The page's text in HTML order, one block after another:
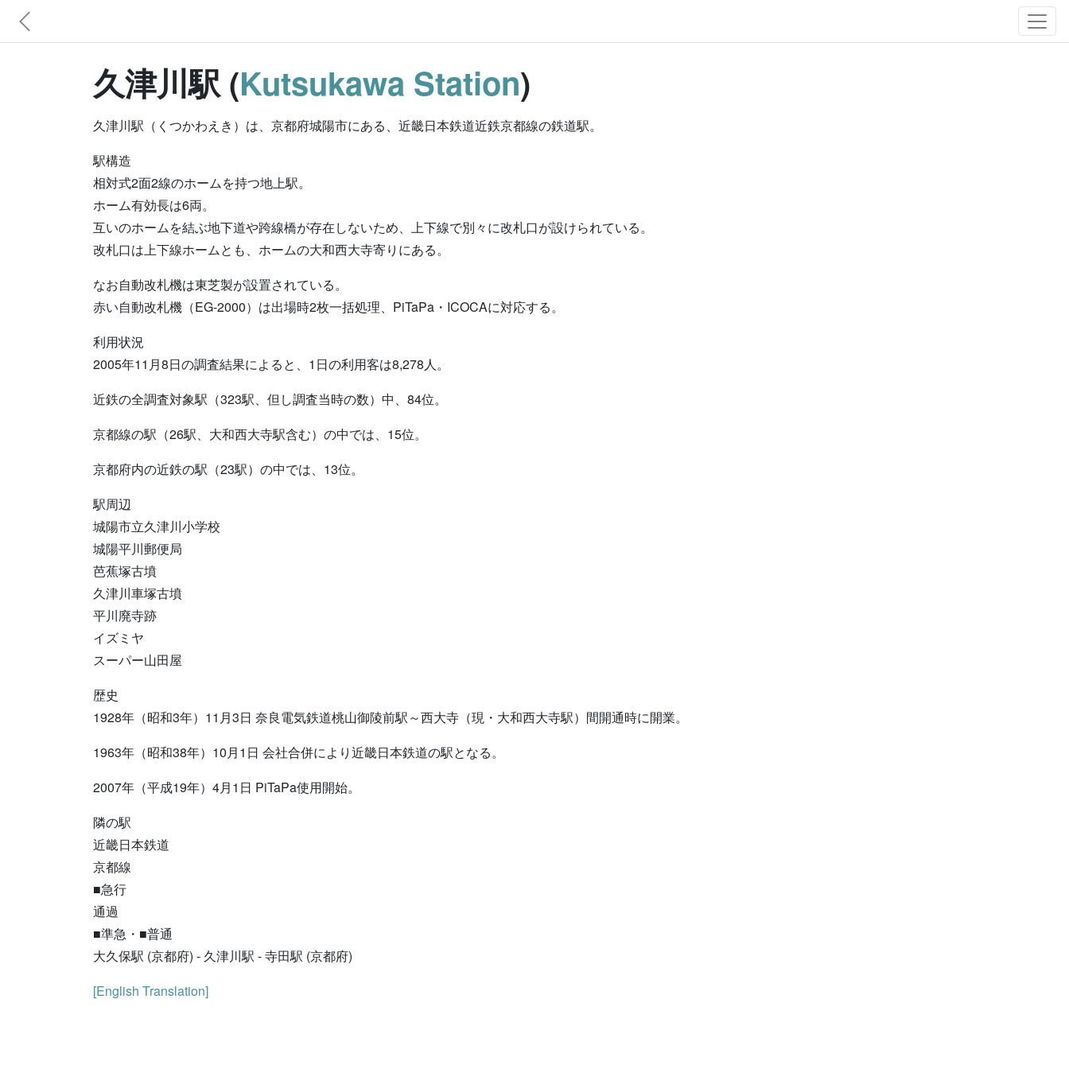
久津川駅 (Kutsukawa Station)
久津川駅（くつかわえき）は、京都府城陽市にある、近畿日本鉄道近鉄京都線の鉄道駅。
駅構造
相対式2面2線のホームを持つ地上駅。
ホーム有効長は6両。
互いのホームを結ぶ地下道や跨線橋が存在しないため、上下線で別々に改札口が設けられている。
改札口は上下線ホームとも、ホームの大和西大寺寄りにある。
なお自動改札機は東芝製が設置されている。
赤い自動改札機（EG-2000）は出場時2枚一括処理、PiTaPa・ICOCAに対応する。
利用状況
2005年11月8日の調査結果によると、1日の利用客は8,278人。
近鉄の全調査対象駅（323駅、但し調査当時の数）中、84位。
京都線の駅（26駅、大和西大寺駅含む）の中では、15位。
京都府内の近鉄の駅（23駅）の中では、13位。
駅周辺
城陽市立久津川小学校
城陽平川郵便局
芭蕉塚古墳
久津川車塚古墳
平川廃寺跡
イズミヤ
スーパー山田屋
歴史
1928年（昭和3年）11月3日 奈良電気鉄道桃山御陵前駅～西大寺（現・大和西大寺駅）間開通時に開業。
1963年（昭和38年）10月1日 会社合併により近畿日本鉄道の駅となる。
2007年（平成19年）4月1日 PiTaPa使用開始。
隣の駅
近畿日本鉄道
京都線
■急行
通過
■準急・■普通
大久保駅 (京都府) - 久津川駅 - 寺田駅 (京都府)
[English Translation]